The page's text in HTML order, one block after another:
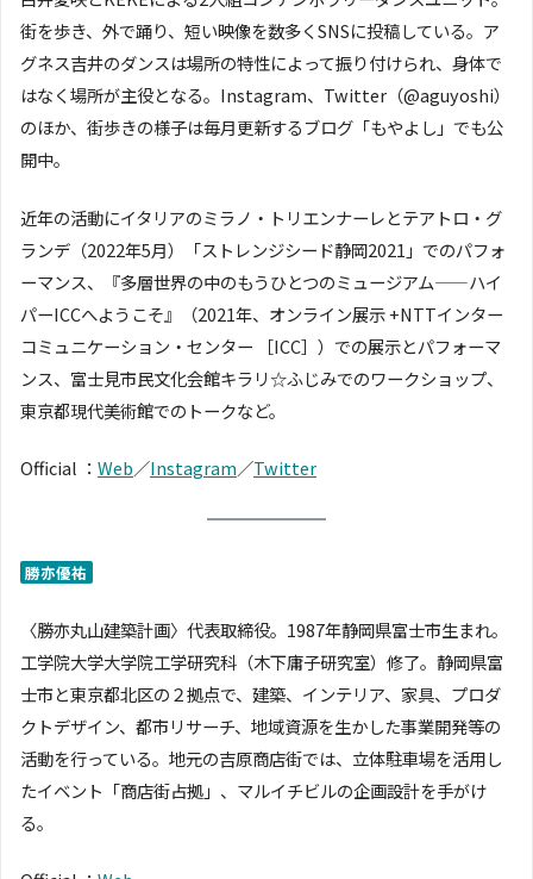
街を歩き、外で踊り、短い映像を数多くSNSに投稿している。ア
グネス吉井のダンスは場所の特性によって振り付けられ、身体で
はなく場所が主役となる。Instagram、Twitter（@aguyoshi）
のほか、街歩きの様子は毎月更新するブログ「もやよし」でも公
開中。
近年の活動にイタリアのミラノ・トリエンナーレとテアトロ・グ
ランデ（2022年5月）「ストレンジシード静岡2021」でのパフォ
ーマンス、『多層世界の中のもうひとつのミュージアム——ハイ
パーICCへようこそ』（2021年、オンライン展示 +NTTインター
コミュニケーション・センター ［ICC］）での展示とパフォーマ
ンス、富士見市民文化会館キラリ☆ふじみでのワークショップ、
東京都現代美術館でのトークなど。
Official ： Web／Instagram／Twitter
勝亦優祐
〈勝亦丸山建築計画〉代表取締役。1987年静岡県富士市生まれ。
工学院大学大学院工学研究科（木下庸子研究室）修了。静岡県富
士市と東京都北区の２拠点で、建築、インテリア、家具、プロダ
クトデザイン、都市リサーチ、地域資源を生かした事業開発等の
活動を行っている。地元の吉原商店街では、立体駐車場を活用し
たイベント「商店街占拠」、マルイチビルの企画設計を手がけ
る。